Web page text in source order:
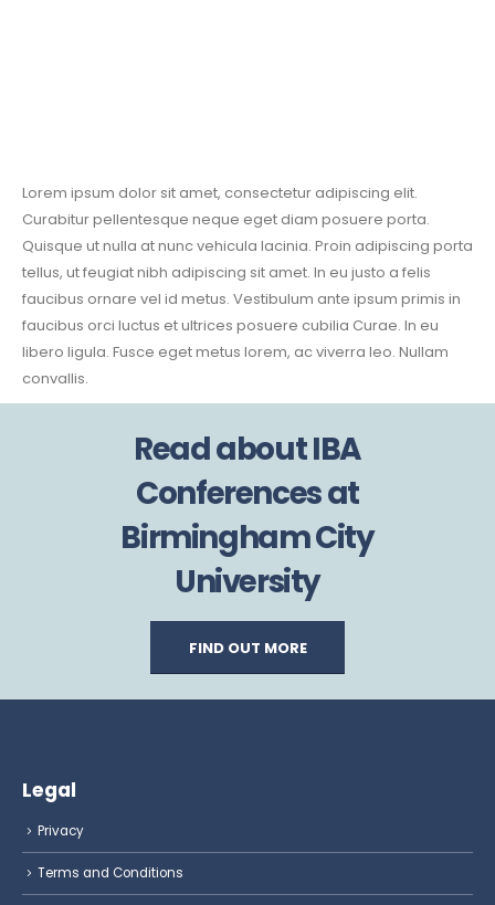
Lorem ipsum dolor sit amet, consectetur adipiscing elit.
Curabitur pellentesque neque eget diam posuere porta.
Quisque ut nulla at nunc vehicula lacinia. Proin adipiscing porta
tellus, ut feugiat nibh adipiscing sit amet. In eu justo a felis
faucibus ornare vel id metus. Vestibulum ante ipsum primis in
faucibus orci luctus et ultrices posuere cubilia Curae. In eu
libero ligula. Fusce eget metus lorem, ac viverra leo. Nullam
convallis.
Read about IBA
Conferences at
Birmingham City
University
FIND OUT MORE
Legal
Privacy
Terms and Conditions